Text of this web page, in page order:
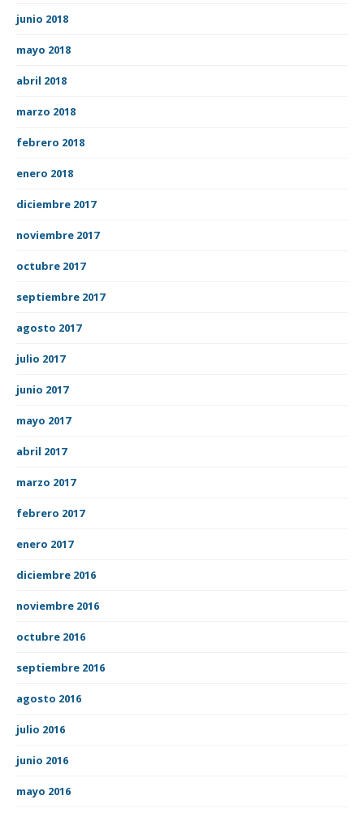
junio 2018
mayo 2018
abril 2018
marzo 2018
febrero 2018
enero 2018
diciembre 2017
noviembre 2017
octubre 2017
septiembre 2017
agosto 2017
julio 2017
junio 2017
mayo 2017
abril 2017
marzo 2017
febrero 2017
enero 2017
diciembre 2016
noviembre 2016
octubre 2016
septiembre 2016
agosto 2016
julio 2016
junio 2016
mayo 2016